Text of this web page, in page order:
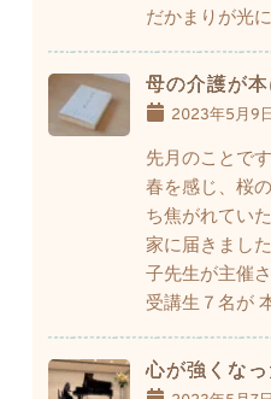
だかまりが光
母の介護が
2023年5月9日
先月のことで
春を感じ、桜
ち焦がれてい
家に届きまし
子先生が主催
受講生７名が
心が強くな